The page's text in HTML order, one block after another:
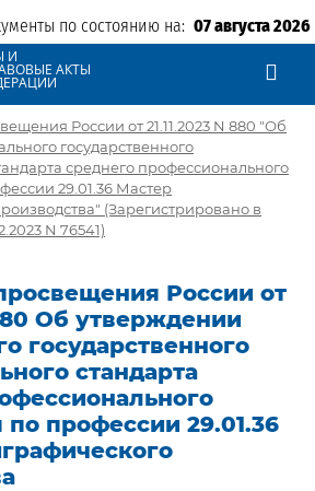
по состоянию на: 07 августа 2026
И
АКТЫ
России от 21.11.2023 N 880 "Об
государственного
среднего профессионального
29.01.36 Мастер
(Зарегистрировано в
N 76541)
России от
Об утверждении
государственного
стандарта
по профессии 29.01.36